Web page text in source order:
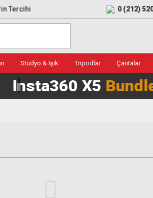
Tercihi 0 (212)
Stüdyo & Işık Tripodlar Çantalar
Insta360 X5